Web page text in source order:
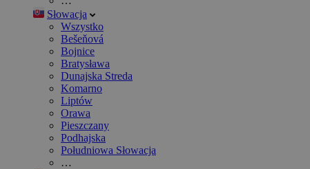
Słowacja
Wszystko
Bešeňová
Bojnice
Bratysława
Dunajska Streda
Komarno
Liptów
Orawa
Pieszczany
Podhajska
Południowa Słowacja
…